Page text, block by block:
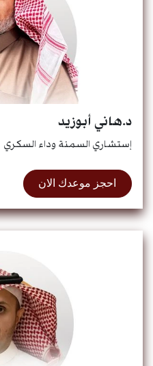
د.هاني أبوزيد
إستشاري السمنة وداء السكري
احجز موعدك الان